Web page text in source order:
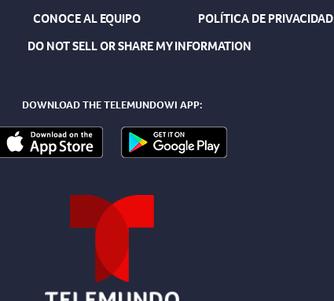
CONOCE AL EQUIPO POLÍTICA DE PRIVACIDAD
DO NOT SELL OR SHARE MY INFORMATION
DOWNLOAD THE TELEMUNDOWI APP: